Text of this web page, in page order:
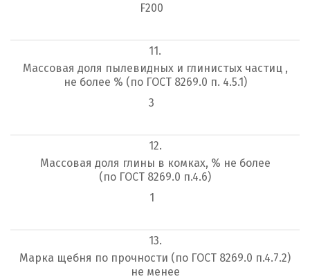
F200
11.
Массовая доля пылевидных и глинистых частиц ,
не более % (по ГОСТ 8269.0 п. 4.5.1)
3
12.
Массовая доля глины в комках, % не более
(по ГОСТ 8269.0 п.4.6)
1
13.
Марка щебня по прочности (по ГОСТ 8269.0 п.4.7.2)
не менее